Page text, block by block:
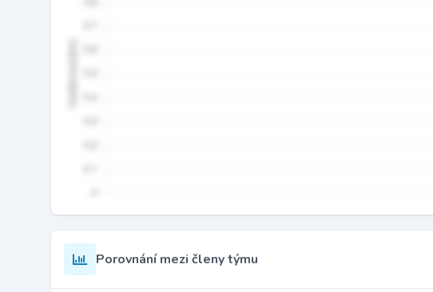
Porovnání mezi členy týmu